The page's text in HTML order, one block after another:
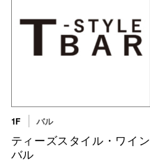
1F バル
ティーズスタイル・ワイン
バル